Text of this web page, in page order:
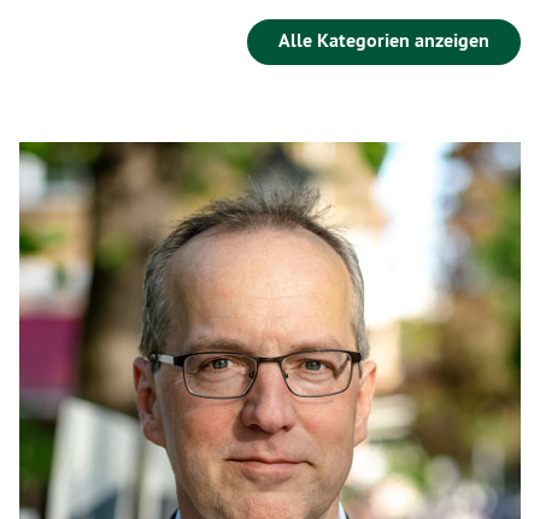
Alle Kategorien anzeigen